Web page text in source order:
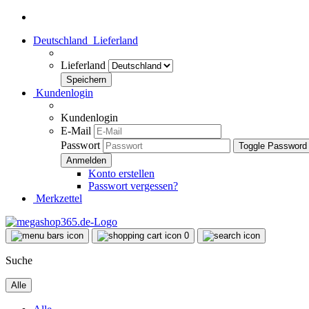
Deutschland Lieferland
Lieferland
Kundenlogin
Kundenlogin
E-Mail
Passwort
Toggle
Konto erstellen
Passwort vergessen?
Merkzettel
0
Suche
Alle